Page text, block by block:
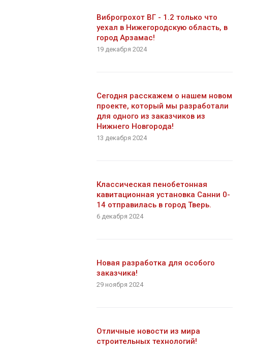
Виброгрохот ВГ - 1.2 только что
уехал в Нижегородскую область, в
город Арзамас!
19 декабря 2024
Сегодня расскажем о нашем новом
проекте, который мы разработали
для одного из заказчиков из
Нижнего Новгорода!
13 декабря 2024
Классическая пенобетонная
кавитационная установка Санни 0-
14 отправилась в город Тверь.
6 декабря 2024
Новая разработка для особого
заказчика!
29 ноября 2024
Отличные новости из мира
строительных технологий!